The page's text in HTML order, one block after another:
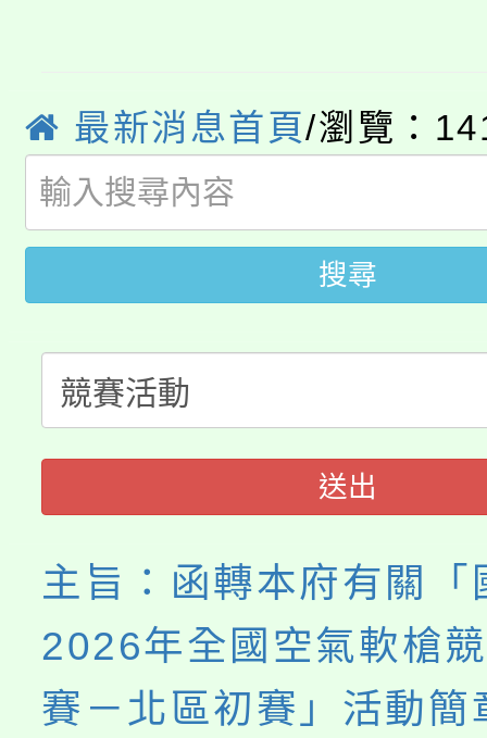
生本土語及新住民語歌
公告本校115學年度第
代理(課)教師甄選結果(
公告本校115學年度第
代理(課)教師甄選結果(
轉知中國文化大學推廣
《TA101》溝通分析基
程，歡迎學生輔導中心
心理、諮商輔導、社會
系所師生報名參加。
轉知苗栗縣政府辦理
縣市「校園短影音徵選
門員」簡章及活動海報
踴躍報名參加。
桃園市115學年度學生
要點
「桃園市補助參觀特色
展演活動實施計畫」
115年度「教育部表揚
義教育推展貢獻獎」
最新消息首頁/瀏覽：
搜尋
送出
主旨：函轉本府有關「
2026年全國空氣軟槍
賽－北區初賽」活動簡